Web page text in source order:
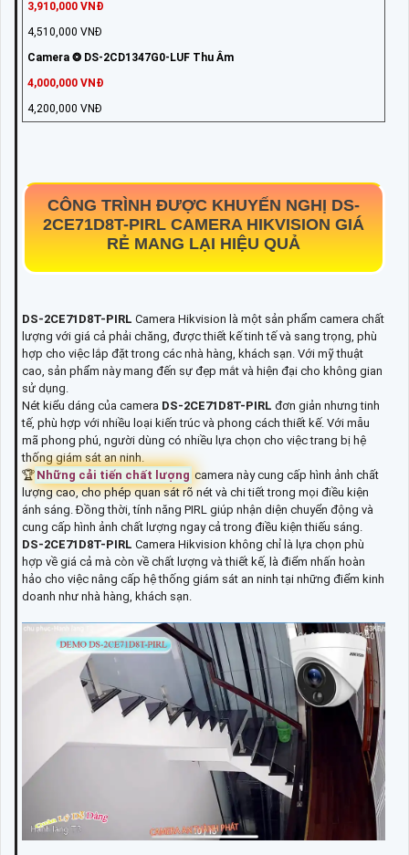
3,910,000 VNĐ
4,510,000 VNĐ
Camera ❂ DS-2CD1347G0-LUF Thu Âm
4,000,000 VNĐ
4,200,000 VNĐ
CÔNG TRÌNH ĐƯỢC KHUYẾN NGHỊ DS-
2CE71D8T-PIRL CAMERA HIKVISION GIÁ
RẺ MANG LẠI HIỆU QUẢ
DS-2CE71D8T-PIRL Camera Hikvision là một sản phẩm camera chất
lượng với giá cả phải chăng, được thiết kế tinh tế và sang trọng, phù
hợp cho việc lắp đặt trong các nhà hàng, khách sạn. Với mỹ thuật
cao, sản phẩm này mang đến sự đẹp mắt và hiện đại cho không gian
sử dụng.
Nét kiểu dáng của camera DS-2CE71D8T-PIRL đơn giản nhưng tinh
tế, phù hợp với nhiều loại kiến trúc và phong cách thiết kế. Với mẫu
mã phong phú, người dùng có nhiều lựa chọn cho việc trang bị hệ
thống giám sát an ninh.
🏆 Những cải tiến chất lượng camera này cung cấp hình ảnh chất
lượng cao, cho phép quan sát rõ nét và chi tiết trong mọi điều kiện
ánh sáng. Đồng thời, tính năng PIRL giúp nhận diện chuyển động và
cung cấp hình ảnh chất lượng ngay cả trong điều kiện thiếu sáng.
DS-2CE71D8T-PIRL Camera Hikvision không chỉ là lựa chọn phù
hợp về giá cả mà còn về chất lượng và thiết kế, là điểm nhấn hoàn
hảo cho việc nâng cấp hệ thống giám sát an ninh tại những điểm kinh
doanh như nhà hàng, khách sạn.